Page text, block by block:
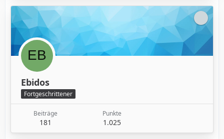
Ebidos
Fortgeschrittener
Beiträge
181
Punkte
1.025